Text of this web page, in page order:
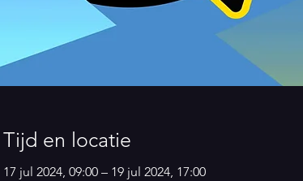
Tijd en locatie
17 jul 2024, 09:00 – 19 jul 2024, 17:00